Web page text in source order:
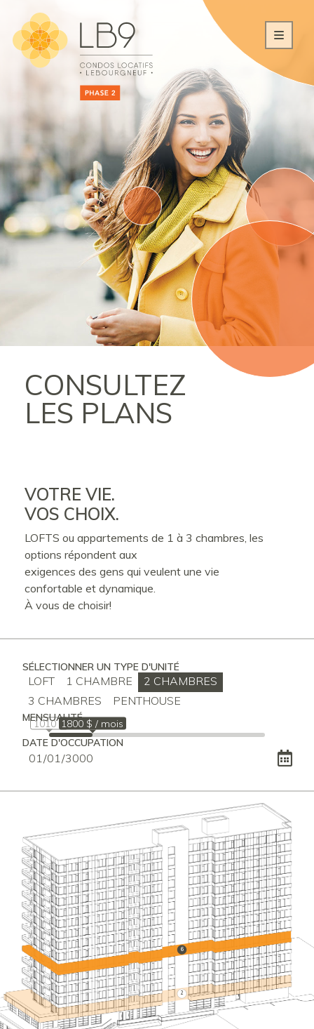
CONSULTEZ
LES PLANS
VOTRE VIE.
VOS CHOIX.
LOFTS ou appartements de 1 à 3 chambres, les
options répondent aux
exigences des gens qui veulent une vie
confortable et dynamique.
À vous de choisir!
SÉLECTIONNER UN TYPE D'UNITÉ
LOFT 1 CHAMBRE
2 CHAMBRES
3 CHAMBRES
PENTHOUSE
MENSUALITÉ
1010 $1800 $ / mois
DATE D'OCCUPATION
2
6